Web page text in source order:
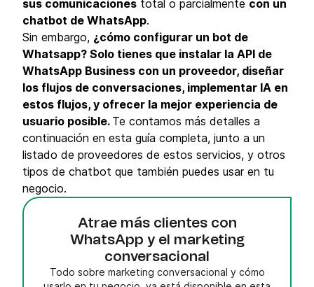
sus comunicaciones total o parcialmente con un
chatbot de WhatsApp.
Sin embargo, ¿cómo configurar un bot de
Whatsapp? Solo tienes que instalar la API de
WhatsApp Business con un proveedor, diseñar
los flujos de conversaciones, implementar IA en
estos flujos, y ofrecer la mejor experiencia de
usuario posible. Te contamos más detalles a
continuación en esta guía completa, junto a un
listado de proveedores de estos servicios, y otros
tipos de chatbot que también puedes usar en tu
negocio.
Atrae más clientes con
WhatsApp y el marketing
conversacional
Todo sobre marketing conversacional y cómo